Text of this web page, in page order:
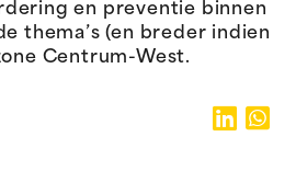
en preventie binnen
thema’s (en breder indien
Centrum-West.